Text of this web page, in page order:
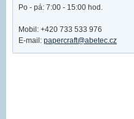
Po - pá: 7:00 - 15:00 hod.
Mobil: +420 733 533 976
E-mail: papercraft@abetec.cz